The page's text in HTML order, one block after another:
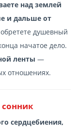
над землей
и дальше от
душевный
начатое дело.
ленты —
отношениях.
сердцебиения,